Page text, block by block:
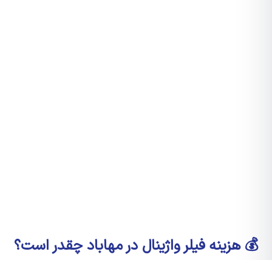
💰 هزینه فیلر واژینال در مهاباد چقدر است؟